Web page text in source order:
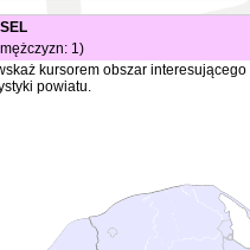
1)
kursorem obszar
powiatu.